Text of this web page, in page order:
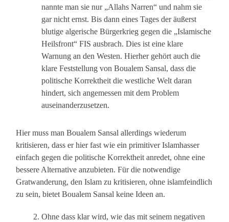
nannte man sie nur „Allahs Narren“ und nahm sie
gar nicht ernst. Bis dann eines Tages der äußerst
blutige algerische Bürgerkrieg gegen die „Islamische
Heilsfront“ FIS ausbrach. Dies ist eine klare
Warnung an den Westen. Hierher gehört auch die
klare Feststellung von Boualem Sansal, dass die
politische Korrektheit die westliche Welt daran
hindert, sich angemessen mit dem Problem
auseinanderzusetzen.
Hier muss man Boualem Sansal allerdings wiederum
kritisieren, dass er hier fast wie ein primitiver Islamhasser
einfach gegen die politische Korrektheit anredet, ohne eine
bessere Alternative anzubieten. Für die notwendige
Gratwanderung, den Islam zu kritisieren, ohne islamfeindlich
zu sein, bietet Boualem Sansal keine Ideen an.
Ohne dass klar wird, wie das mit seinem negativen